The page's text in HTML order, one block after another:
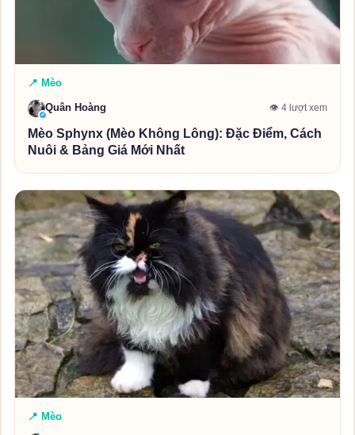
📍 Mèo
✓
Quân Hoàng 👁 4 lượt xem
Mèo Sphynx (Mèo Không Lông): Đặc Điểm, Cách
Nuôi & Bảng Giá Mới Nhất
📍 Mèo